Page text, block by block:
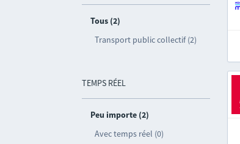
Tous (2)
Transport public collectif (2)
TEMPS RÉEL
Peu importe (2)
Avec temps réel (0)